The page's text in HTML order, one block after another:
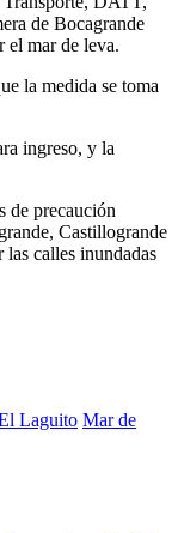
de Bocagrande
el mar de leva.
la medida se toma
ingreso, y la
de precaución
Castillogrande
calles inundadas
Laguito Mar de